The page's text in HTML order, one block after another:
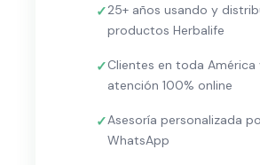
25+ años usando y
productos Herbalife
Clientes en toda América
atención 100% online
Asesoría personalizada
WhatsApp